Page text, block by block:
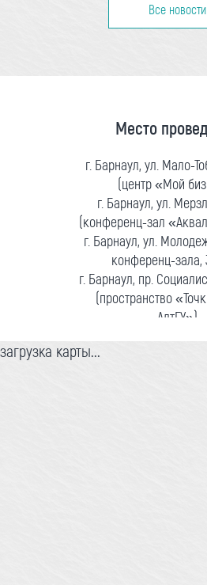
Все новости
Место
г. Барнаул, ул. Мало-
(центр «Мой
г. Барнаул, ул.
(конференц-зал
г. Барнаул, ул.
конференц-зала,
г. Барнаул, пр.
(пространство
АлтГУ»)
загрузка карты...